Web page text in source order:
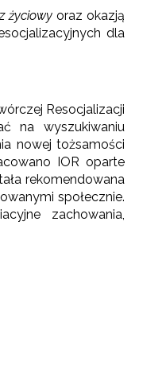
życiowyoraz okazją
dla
Resocjalizacji
na wyszukiwaniu
nowej tożsamości
IOR oparte
rekomendowana
społecznie.
zachowania,